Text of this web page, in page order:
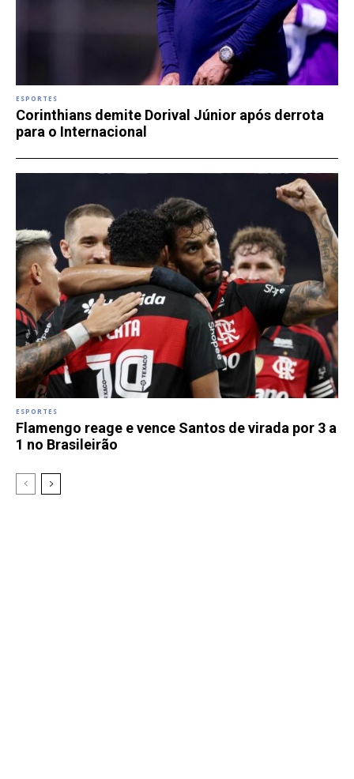
ESPORTES
Corinthians demite Dorival Júnior após derrota
para o Internacional
ESPORTES
Flamengo reage e vence Santos de virada por 3 a
1 no Brasileirão